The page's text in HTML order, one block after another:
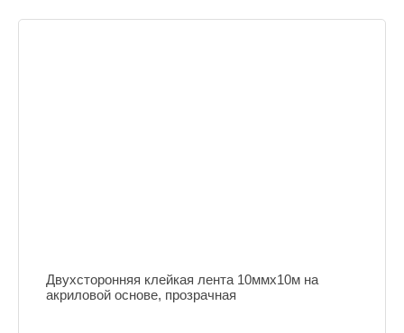
Двухсторонняя клейкая лента 10ммх10м на
акриловой основе, прозрачная